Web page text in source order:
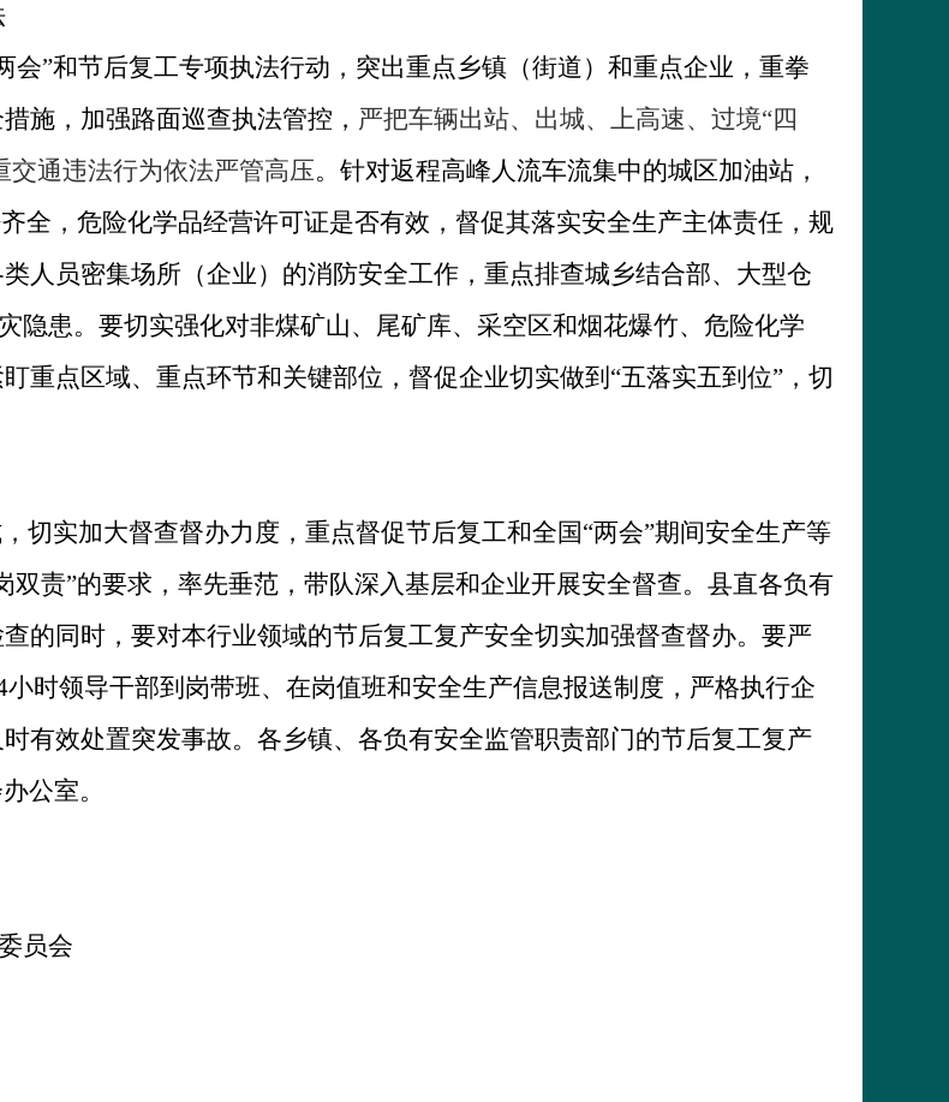
”和节后复工专项执法行动，突出重点乡镇（街道）和重点企业，重拳
施，加强路面巡查执法管控， 严把车辆出站、出城、上高速、过境“四
交通违法行为依法严管高压。针对返程高峰人流车流集中的城区加油站，
全，危险化学品经营许可证是否有效，督促其落实安全生产主体责任，规
人员密集场所（企业）的消防安全工作，重点排查城乡结合部、大型仓
隐患。要切实强化对非煤矿山、尾矿库、采空区和烟花爆竹、危险化学
重点区域、重点环节和关键部位，督促企业切实做到“五落实五到位”，切
切实加大督查督办力度，重点督促节后复工和全国“两会”期间安全生产等
责”的要求，率先垂范，带队深入基层和企业开展安全督查。县直各负有
的同时，要对本行业领域的节后复工复产安全切实加强督查督办。要严
小时领导干部到岗带班、在岗值班和安全生产信息报送制度，严格执行企
有效处置突发事故。各乡镇、各负有安全监管职责部门的节后复工复产
公室。
员会